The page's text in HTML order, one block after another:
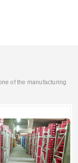
of the manufacturing